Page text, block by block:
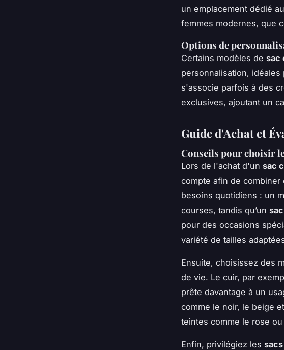
un emplacement dédié
femmes modernes, que
Options de
Certains modèles de sac
personnalisation,
s'associe parfois à des
exclusives, ajoutant un
Guide d'Achat et
Conseils pour choisir
Lors de l'achat d'un sac
compte afin de
besoins quotidiens : un
courses, tandis qu’un
pour des occasions
variété de tailles
Ensuite, choisissez des
de vie. Le cuir, par
prête davantage à un
comme le noir, le beige
teintes comme le rose
Enfin, privilégiez les